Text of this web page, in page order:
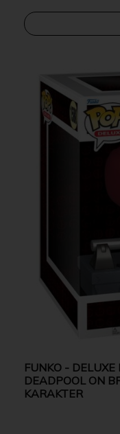
FUNKO -
DEADPOOL ON
KARAKTER